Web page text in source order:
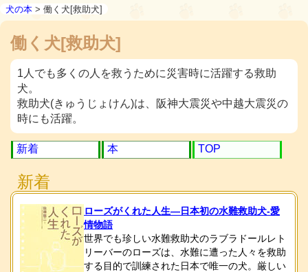
犬の本 > 働く犬[救助犬]
働く犬[救助犬]
1人でも多くの人を救うために災害時に活躍する救助
犬。
救助犬(きゅうじょけん)は、阪神大震災や中越大震災の
時にも活躍。
新着 本 TOP
新着
ローズがくれた人生―日本初の水難救助犬-愛
情物語
世界でも珍しい水難救助犬のラブラドールレト
リーバーのローズは、水難に遭った人々を救助
する目的で訓練された日本で唯一の犬。厳しい